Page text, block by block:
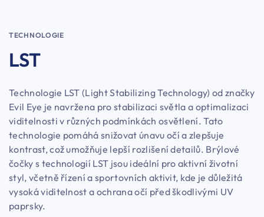
TECHNOLOGIE
LST
Technologie LST (Light Stabilizing Technology) od značky
Evil Eye je navržena pro stabilizaci světla a optimalizaci
viditelnosti v různých podmínkách osvětlení. Tato
technologie pomáhá snižovat únavu očí a zlepšuje
kontrast, což umožňuje lepší rozlišení detailů. Brýlové
čočky s technologií LST jsou ideální pro aktivní životní
styl, včetně řízení a sportovních aktivit, kde je důležitá
vysoká viditelnost a ochrana očí před škodlivými UV
paprsky.